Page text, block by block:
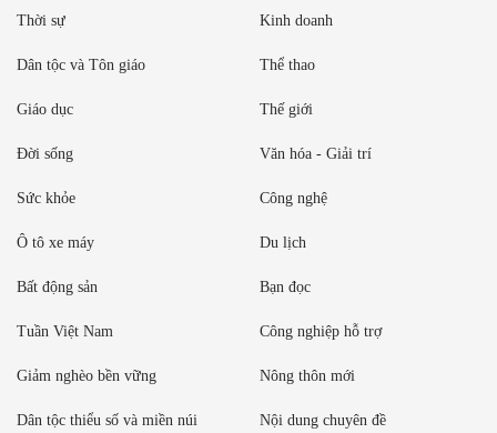
Thời sự Kinh doanh
Dân tộc và Tôn giáo Thể thao
Giáo dục Thế giới
Đời sống Văn hóa - Giải trí
Sức khỏe Công nghệ
Ô tô xe máy Du lịch
Bất động sản Bạn đọc
Tuần Việt Nam Công nghiệp hỗ trợ
Giảm nghèo bền vững Nông thôn mới
Dân tộc thiểu số và miền núi Nội dung chuyên đề